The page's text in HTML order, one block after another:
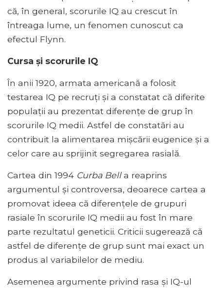
că, în general, scorurile IQ au crescut în
întreaga lume, un fenomen cunoscut ca
efectul Flynn.
Cursa și scorurile IQ
În anii 1920, armata americană a folosit
testarea IQ pe recruți și a constatat că diferite
populații au prezentat diferențe de grup în
scorurile IQ medii. Astfel de constatări au
contribuit la alimentarea mișcării eugenice și a
celor care au sprijinit segregarea rasială.
Cartea din 1994 Curba Bella reaprins
argumentul și controversa, deoarece cartea a
promovat ideea că diferențele de grupuri
rasiale în scorurile IQ medii au fost în mare
parte rezultatul geneticii. Criticii sugerează că
astfel de diferențe de grup sunt mai exact un
produs al variabilelor de mediu.
Asemenea argumente privind rasa și IQ-ul